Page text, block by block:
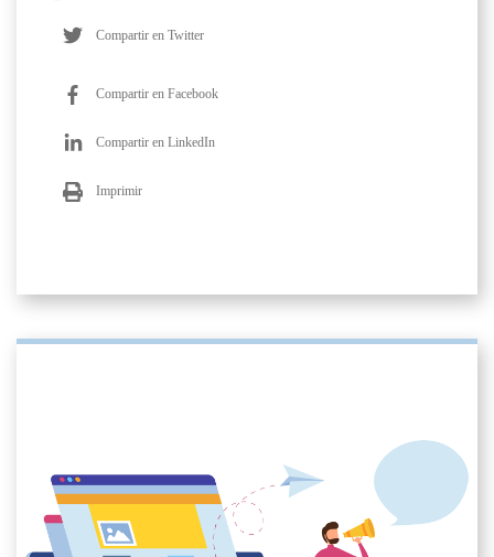
Compartir en Twitter
Compartir en Facebook
Compartir en LinkedIn
Imprimir